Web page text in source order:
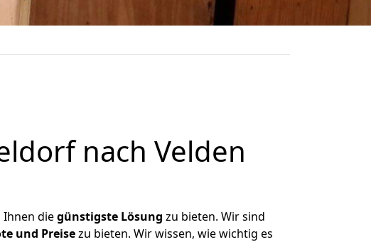
nach Velden
Ihnen diegünstigste Lösung zu bieten. Wir sind
und Preisezu bieten. Wir wissen, wie wichtig es